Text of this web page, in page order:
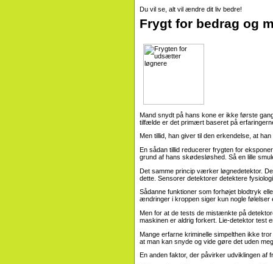
Du vil se, alt vil ændre dit liv bedre!
Frygt for bedrag og
Mand snydt på hans kone er ikke første
tilfælde er det primært baseret på
Men tillid, han giver til den erkendelse, at
En sådan tillid reducerer frygten for
grund af hans skødesløshed. Så en lille
Det samme princip værker løgnedetektor.
dette. Sensorer detektorer detektere
Sådanne funktioner som forhøjet blodtryk
ændringer i kroppen siger kun nogle følelser
Men for at de tests de mistænkte på
maskinen er aldrig forkert. Lie-detektor test
Mange erfarne kriminelle simpelthen ikke
at man kan snyde og vide gøre det uden
En anden faktor, der påvirker udviklingen af